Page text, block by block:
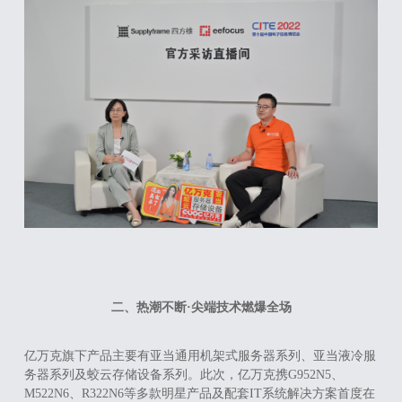
二、热潮不断·尖端技术燃爆全场
亿万克旗下产品主要有亚当通用机架式服务器系列、亚当液冷服
务器系列及蛟云存储设备系列。此次，亿万克携G952N5、
M522N6、 R322N6等多款明星产品及配套IT系统解决方案首度在